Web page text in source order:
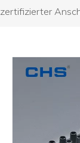
zertifizierter